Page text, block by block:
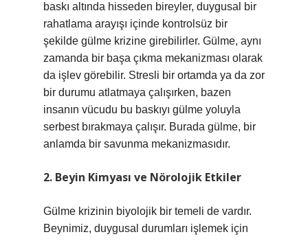
baskı altında hisseden bireyler, duygusal bir
rahatlama arayışı içinde kontrolsüz bir
şekilde gülme krizine girebilirler. Gülme, aynı
zamanda bir başa çıkma mekanizması olarak
da işlev görebilir. Stresli bir ortamda ya da zor
bir durumu atlatmaya çalışırken, bazen
insanın vücudu bu baskıyı gülme yoluyla
serbest bırakmaya çalışır. Burada gülme, bir
anlamda bir savunma mekanizmasıdır.
2. Beyin Kimyası ve Nörolojik Etkiler
Gülme krizinin biyolojik bir temeli de vardır.
Beynimiz, duygusal durumları işlemek için